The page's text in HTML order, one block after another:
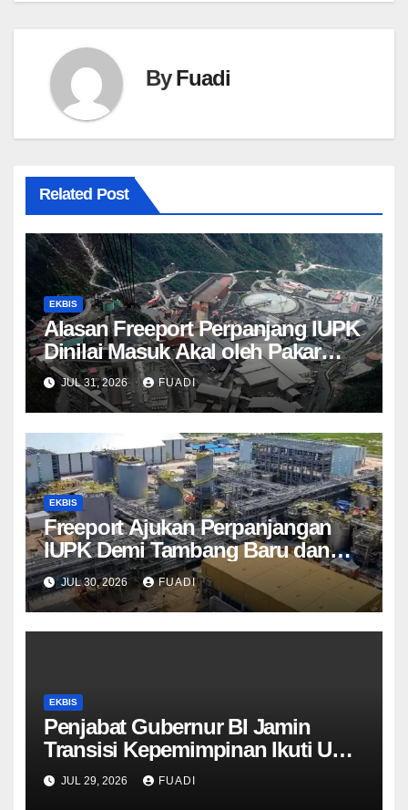
ByFuadi
Related Post
EKBIS
Alasan Freeport Perpanjang IUPK
Dinilai Masuk Akal oleh Pakar
Tambang
JUL 31, 2026 FUADI
EKBIS
Freeport Ajukan Perpanjangan
IUPK Demi Tambang Baru dan
Produksi Stabil
JUL 30, 2026 FUADI
EKBIS
Penjabat Gubernur BI Jamin
Transisi Kepemimpinan Ikuti UU
dan Kebijakan Tetap Konsisten
JUL 29, 2026 FUADI